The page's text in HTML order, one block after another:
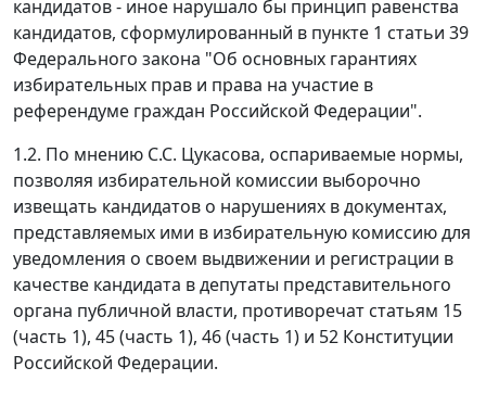
кандидатов - иное нарушало бы принцип равенства
кандидатов, сформулированный в пункте 1 статьи 39
Федерального закона "Об основных гарантиях
избирательных прав и права на участие в
референдуме граждан Российской Федерации".
1.2. По мнению С.С. Цукасова, оспариваемые нормы,
позволяя избирательной комиссии выборочно
извещать кандидатов о нарушениях в документах,
представляемых ими в избирательную комиссию для
уведомления о своем выдвижении и регистрации в
качестве кандидата в депутаты представительного
органа публичной власти, противоречат статьям 15
(часть 1), 45 (часть 1), 46 (часть 1) и 52 Конституции
Российской Федерации.